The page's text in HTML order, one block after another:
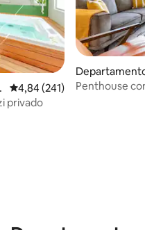
Calificación promedio: 4,84
4,84 (241)
privado
residencial en
Penthouse